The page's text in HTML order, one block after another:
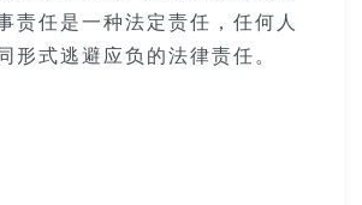
责任是一种法定责任，任何人
形式逃避应负的法律责任。